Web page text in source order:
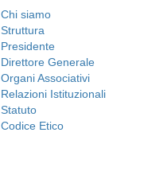
Chi siamo
Struttura
Presidente
Direttore Generale
Organi Associativi
Relazioni Istituzionali
Statuto
Codice Etico